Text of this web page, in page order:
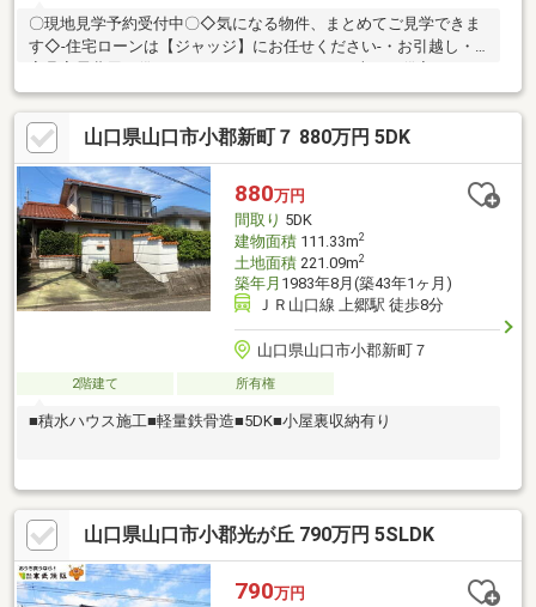
〇現地見学予約受付中〇◇気になる物件、まとめてご見学できま
す◇-住宅ローンは【ジャッジ】にお任せください-・お引越し・
っても大丈夫！・おまとめローンも可能♪・勤続年数が1年未満で
もＯＫ！・信用情報に不安があっても大丈夫！ローンに詳しい営
業スタッフがご対応いたします！！※住宅ローンの相談だけでも
大歓迎です♪※少しでも不安のある方、他社で断られた方も是非ご
相談ください♪※ジャッジはお客様と共に解決します！～お問合せ
～【ジャッジ株式会社】山口宇部店０８３６－３９―６０９０ど
んな事でもお気軽にご連絡ください♪
山口県山口市小郡新町７ 880万円 5DK
880万円
間取り 5DK
建物面積111.33m2
土地面積221.09m2
築年月 1983年8月(築43年1ヶ月)
ＪＲ山口線 上郷駅 徒歩8分
山口県山口市小郡新町７
2階建て 所有権
■積水ハウス施工■軽量鉄骨造■5DK■小屋裏収納有り
山口県山口市小郡光が丘 790万円 5SLDK
790万円